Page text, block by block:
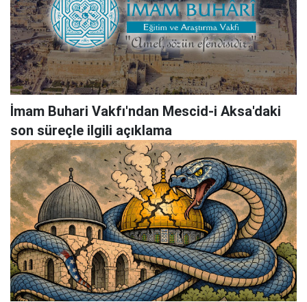
İmam Buhari Vakfı'ndan Mescid-i Aksa'daki
son süreçle ilgili açıklama